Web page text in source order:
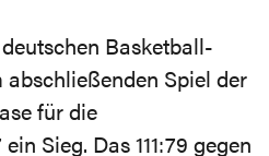
Basketball-
Spiel der
für die
Sieg. Das111:79 gegen